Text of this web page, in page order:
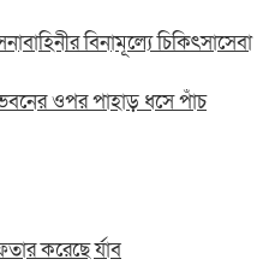
বিনামূল্যে চিকিৎসাসেবা
ওপর পাহাড় ধসে পাঁচ
করেছে র্যাব